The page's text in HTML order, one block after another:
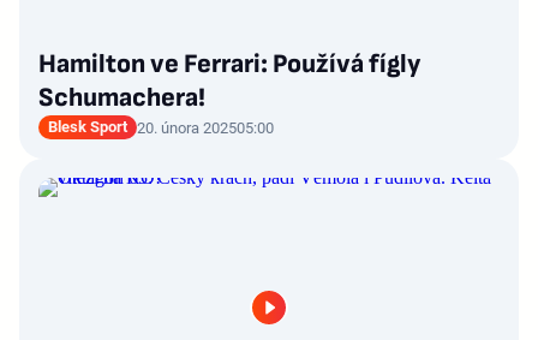
Hamilton ve Ferrari: Používá fígly
Schumachera!
Blesk Sport 20. února 202505:00